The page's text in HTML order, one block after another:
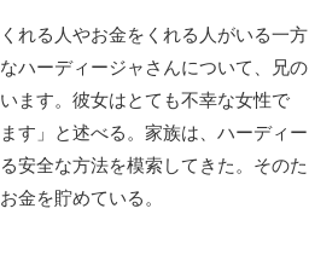
れる人やお金をくれる人がいる一方
ハーディージャさんについて、兄の
ます。彼女はとても不幸な女性で
す」と述べる。家族は、ハーディー
安全な方法を模索してきた。そのた
金を貯めている。